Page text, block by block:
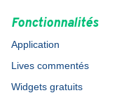
Fonctionnalités
Application
Lives commentés
Widgets gratuits